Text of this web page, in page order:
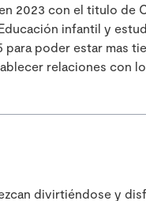
2023 con el titulo de
infantil y
para poder estar mas
relaciones con
divirtiéndose y